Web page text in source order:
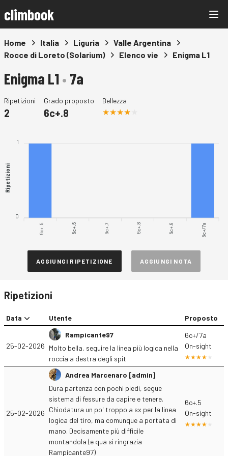
climbook
Home Italia Liguria
Valle Argentina
Rocce di Loreto (Solarium)
Elenco vie Enigma L1
Enigma L1• 7a
Ripetizioni
2
Grado proposto
6c+.8
Bellezza
1
0
Ripetizioni
6c+.5 6c+.6 6c+.7 6c+.8 6c+.9 6c+/7a
AGGIUNGI RIPETIZIONE AGGIUNGI NOTA
Ripetizioni
Data Utente Proposto
25-02-2026
Rampicante97
Molto bella, seguire la linea più logica nella
roccia a destra degli spit
6c+/7a
On-sight
25-02-2026
Andrea Marcenaro [admin]
Dura partenza con pochi piedi, segue
sistema di fessure da capire e tenere.
Chiodatura un po' troppo a sx per la linea
logica del tiro, ma comunque a portata di
mano. Decisamente più difficile
montandola (e qua si ringrazia
Rampicante97)
6c+.5
On-sight